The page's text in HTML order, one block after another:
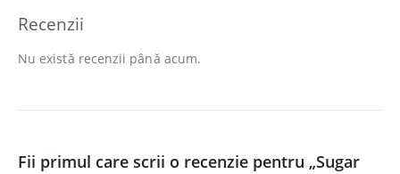
Recenzii
Nu există recenzii până acum.
Fii primul care scrii o recenzie pentru „Sugar